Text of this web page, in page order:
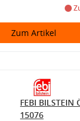
Zum Artikel
FEBI
15076